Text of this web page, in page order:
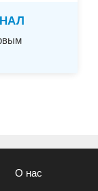
О нас